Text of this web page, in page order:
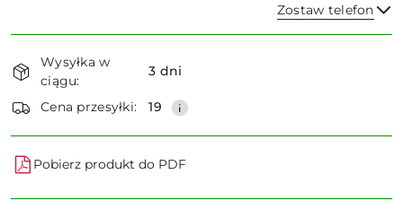
Zostaw telefon
Dostępność
i
dostawa
Wysyłka w
ciągu:
3 dni
Cena przesyłki: 19
Pobierz produkt do PDF